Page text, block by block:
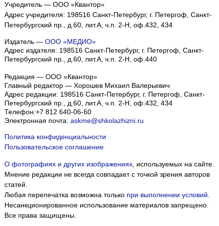
Учредитель — ООО «Квантор»
Адрес учредителя: 198516 Санкт-Петербург, г. Петергоф, Санкт-
Петербургский пр., д.60, лит.А, ч.п. 2-Н, оф.432, 434
Издатель — ООО «МЕДИО»
Адрес издателя: 198516 Санкт-Петербург, г. Петергоф, Санкт-
Петербургский пр., д.60, лит.А, ч.п. 2-Н, оф.440
Редакция — ООО «Квантор»
Главный редактор — Хорошев Михаил Валерьевич
Адрес редакции: 198516 Санкт-Петербург, г. Петергоф Санкт-
Петербургский пр., д.60, лит.А, ч.п. 2-Н, оф.432, 434
Телефон:+7 812 640-06-60
Электронная почта: askme@shkolazhizni.ru
Политика конфиденциальности
Пользовательское соглашение
О фотографиях и других изображениях, используемых на сайте.
Мнение редакции не всегда совпадает с точкой зрения авторов
статей.
Любая перепечатка возможна только при выполнении условий
Несанкционированное использование материалов запрещено.
Все права защищены.